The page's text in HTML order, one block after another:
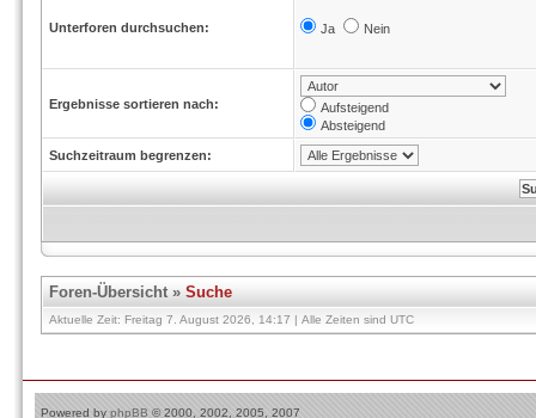
Unterforen durchsuchen: Ja Nein
Ergebnisse sortieren nach:
Aufsteigend
Absteigend
Suchzeitraum begrenzen:
Foren-Übersicht» Suche
Aktuelle Zeit: Freitag 7. August 2026, 14:17 | Alle Zeiten sind UTC
Powered by phpBB © 2000, 2002, 2005, 2007